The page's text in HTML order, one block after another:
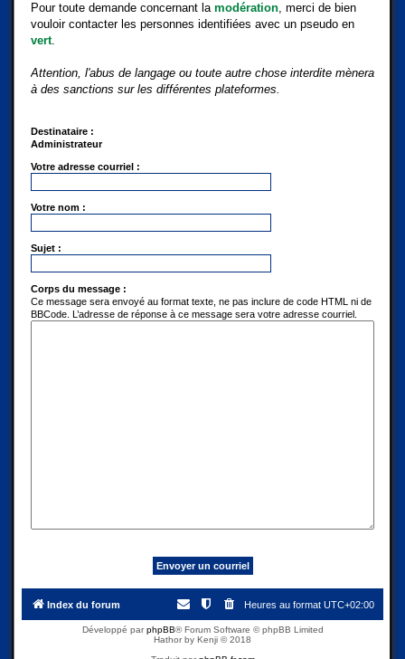
Pour toute demande concernant la modération, merci de bien
vouloir contacter les personnes identifiées avec un pseudo en
vert.
Attention, l'abus de langage ou toute autre chose interdite mènera
à des sanctions sur les différentes plateformes.
Destinataire :
Administrateur
Votre adresse courriel :
Votre nom :
Sujet :
Corps du message :
Ce message sera envoyé au format texte, ne pas inclure de code HTML ni de
BBCode. L’adresse de réponse à ce message sera votre adresse courriel.
Index du forum Heures au format UTC+02:00
Développé parphpBB® Forum Software © phpBB Limited
Hathor by Kenji © 2018